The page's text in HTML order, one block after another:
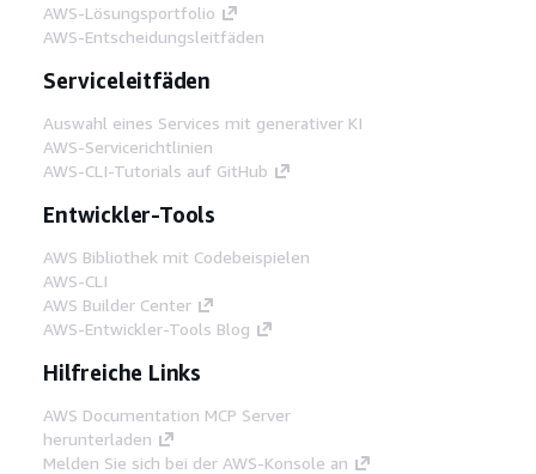
AWS-Lösungsportfolio
AWS-Entscheidungsleitfäden
Serviceleitfäden
Auswahl eines Services mit generativer KI
AWS-Servicerichtlinien
AWS-CLI-Tutorials auf GitHub
Entwickler-Tools
AWS Bibliothek mit Codebeispielen
AWS-CLI
AWS Builder Center
AWS-Entwickler-Tools Blog
Hilfreiche Links
AWS Documentation MCP Server
herunterladen
Melden Sie sich bei der AWS-Konsole an